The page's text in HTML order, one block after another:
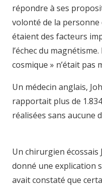
répondre à ses
volonté de la personne
étaient des facteurs
l’échec du
cosmique » n’était pas
Un médecin anglais,
rapportait plus de
réalisées sans aucune
Un chirurgien écossais
donné une explication
avait constaté que